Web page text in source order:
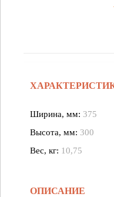
Ширина, мм: 375
Высота, мм: 300
Вес, кг: 10,75
ОПИСАНИЕ